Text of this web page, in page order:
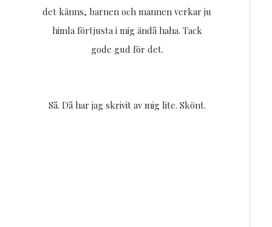
det känns, barnen och mannen verkar ju
himla förtjusta i mig ändå haha. Tack
gode gud för det.
Så. Då har jag skrivit av mig lite. Skönt.